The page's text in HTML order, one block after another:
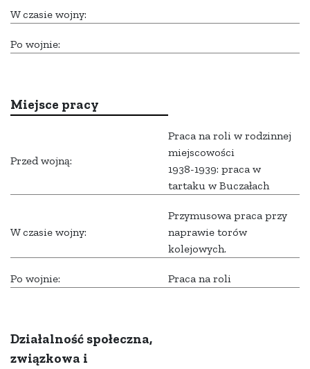
W czasie wojny:
Po wojnie:
Miejsce pracy
Przed wojną:
Praca na roli w rodzinnej
miejscowości
1938-1939: praca w
tartaku w Buczałach
W czasie wojny:
Przymusowa praca przy
naprawie torów
kolejowych.
Po wojnie: Praca na roli
Działalność społeczna,
związkowa i